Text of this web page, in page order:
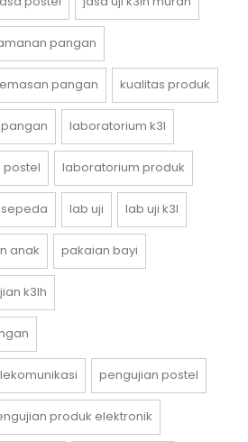
pangan
pangan kualitas produk
laboratorium k3l
laboratorium produk
lab uji lab uji k3l
anak pakaian bayi
k3lh
pengujian postel
produk elektronik